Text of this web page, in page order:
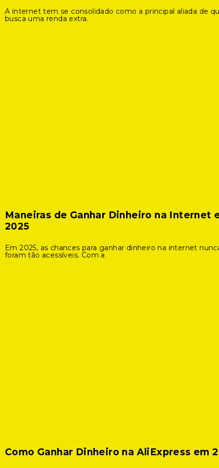
A internet tem se consolidado como a principal aliada de
busca uma renda extra.
Maneiras de Ganhar Dinheiro na Internet
2025
Em 2025, as chances para ganhar dinheiro na internet
foram tão acessíveis. Com a
Como Ganhar Dinheiro na AliExpress em